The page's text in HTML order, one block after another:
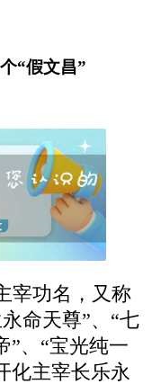
“假文昌”
宰功名，又称
命天尊”、“七
”、“宝光纯一
化主宰长乐永